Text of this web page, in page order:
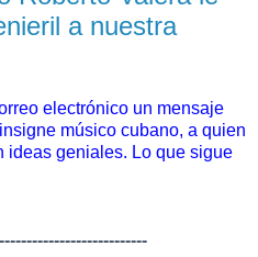
a nuestra
electrónico un mensaje
músico cubano, a quien
ideas geniales. Lo que sigue